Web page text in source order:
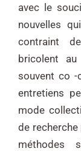
avec le
nouvelles
contraint
bricolent
souvent co -
entretiens
mode
de recherche
méthodes